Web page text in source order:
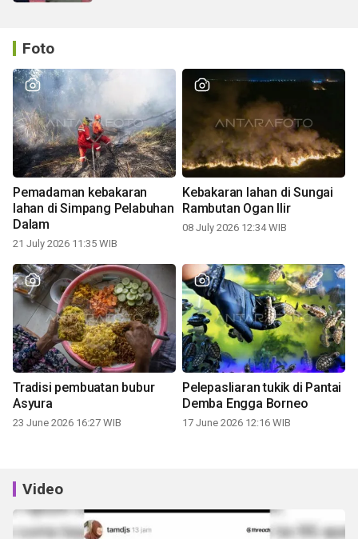
Foto
Pemadaman kebakaran
lahan di Simpang Pelabuhan
Dalam
21 July 2026 11:35 WIB
Kebakaran lahan di Sungai
Rambutan Ogan Ilir
08 July 2026 12:34 WIB
Tradisi pembuatan bubur
Asyura
23 June 2026 16:27 WIB
Pelepasliaran tukik di Pantai
Demba Engga Borneo
17 June 2026 12:16 WIB
Video